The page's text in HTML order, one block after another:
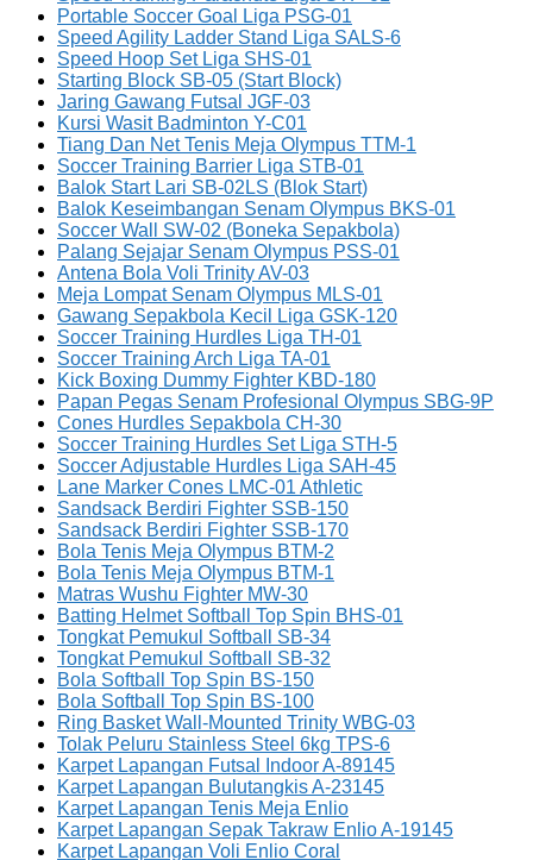
Portable Soccer Goal Liga PSG-01
Speed Agility Ladder Stand Liga SALS-6
Speed Hoop Set Liga SHS-01
Starting Block SB-05 (Start Block)
Jaring Gawang Futsal JGF-03
Kursi Wasit Badminton Y-C01
Tiang Dan Net Tenis Meja Olympus TTM-1
Soccer Training Barrier Liga STB-01
Balok Start Lari SB-02LS (Blok Start)
Balok Keseimbangan Senam Olympus BKS-01
Soccer Wall SW-02 (Boneka Sepakbola)
Palang Sejajar Senam Olympus PSS-01
Antena Bola Voli Trinity AV-03
Meja Lompat Senam Olympus MLS-01
Gawang Sepakbola Kecil Liga GSK-120
Soccer Training Hurdles Liga TH-01
Soccer Training Arch Liga TA-01
Kick Boxing Dummy Fighter KBD-180
Papan Pegas Senam Profesional Olympus SBG-9P
Cones Hurdles Sepakbola CH-30
Soccer Training Hurdles Set Liga STH-5
Soccer Adjustable Hurdles Liga SAH-45
Lane Marker Cones LMC-01 Athletic
Sandsack Berdiri Fighter SSB-150
Sandsack Berdiri Fighter SSB-170
Bola Tenis Meja Olympus BTM-2
Bola Tenis Meja Olympus BTM-1
Matras Wushu Fighter MW-30
Batting Helmet Softball Top Spin BHS-01
Tongkat Pemukul Softball SB-34
Tongkat Pemukul Softball SB-32
Bola Softball Top Spin BS-150
Bola Softball Top Spin BS-100
Ring Basket Wall-Mounted Trinity WBG-03
Tolak Peluru Stainless Steel 6kg TPS-6
Karpet Lapangan Futsal Indoor A-89145
Karpet Lapangan Bulutangkis A-23145
Karpet Lapangan Tenis Meja Enlio
Karpet Lapangan Sepak Takraw Enlio A-19145
Karpet Lapangan Voli Enlio Coral